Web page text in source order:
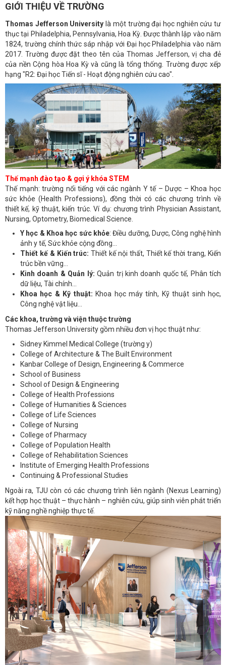
GIỚI THIỆU VỀ TRƯỜNG
Thomas Jefferson University là một trường đại học nghiên cứu tư
thục tại Philadelphia, Pennsylvania, Hoa Kỳ. Được thành lập vào năm
1824, trường chính thức sáp nhập với Đại học Philadelphia vào năm
2017. Trường được đặt theo tên của Thomas Jefferson, vị cha đẻ
của nền Cộng hòa Hoa Kỳ và cũng là tổng thống. Trường được xếp
hạng "R2: Đại học Tiến sĩ - Hoạt động nghiên cứu cao".
Thế mạnh đào tạo & gợi ý khóa STEM
Thế mạnh: trường nổi tiếng với các ngành Y tế – Dược – Khoa học
sức khỏe (Health Professions), đồng thời có các chương trình về
thiết kế, kỹ thuật, kiến trúc. Ví dụ: chương trình Physician Assistant,
Nursing, Optometry, Biomedical Science.
Y học & Khoa học sức khỏe: Điều dưỡng, Dược, Công nghệ hình
ảnh y tế, Sức khỏe cộng đồng…
Thiết kế & Kiến trúc: Thiết kế nội thất, Thiết kế thời trang, Kiến
trúc bền vững…
Kinh doanh & Quản lý:Quản trị kinh doanh quốc tế, Phân tích
dữ liệu, Tài chính…
Khoa học & Kỹ thuật: Khoa học máy tính, Kỹ thuật sinh học,
Công nghệ vật liệu…
Các khoa, trường và viện thuộc trường
Thomas Jefferson University gồm nhiều đơn vị học thuật như:
Sidney Kimmel Medical College (trường y)
College of Architecture & The Built Environment
Kanbar College of Design, Engineering & Commerce
School of Business
School of Design & Engineering
College of Health Professions
College of Humanities & Sciences
College of Life Sciences
College of Nursing
College of Pharmacy
College of Population Health
College of Rehabilitation Sciences
Institute of Emerging Health Professions
Continuing & Professional Studies
Ngoài ra, TJU còn có các chương trình liên ngành (Nexus Learning)
kết hợp học thuật – thực hành – nghiên cứu, giúp sinh viên phát triển
kỹ năng nghề nghiệp thực tế.